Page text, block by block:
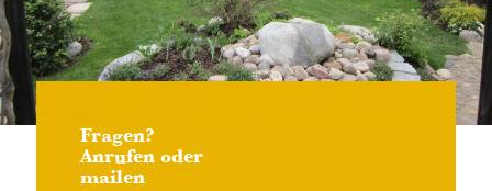
Fragen?
Anrufen oder
mailen